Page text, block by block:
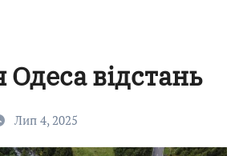
відстань
Лип 4, 2025